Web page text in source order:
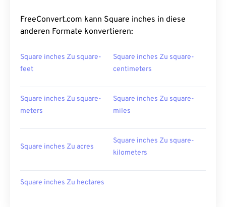
FreeConvert.com kann Square inches in diese
anderen Formate konvertieren:
Square inches Zu square-
feet
Square inches Zu square-
centimeters
Square inches Zu square-
meters
Square inches Zu square-
miles
Square inches Zu acres
Square inches Zu square-
kilometers
Square inches Zu hectares